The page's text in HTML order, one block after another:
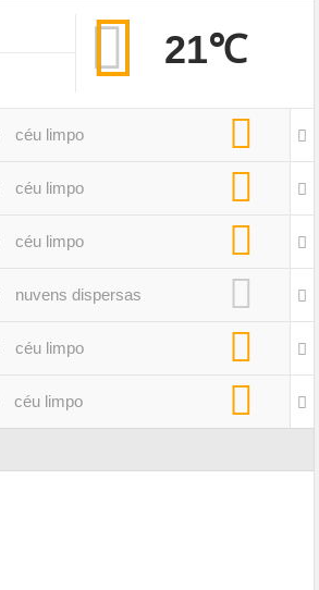
21℃
céu limpo
céu limpo
céu limpo
nuvens dispersas
céu limpo
céu limpo